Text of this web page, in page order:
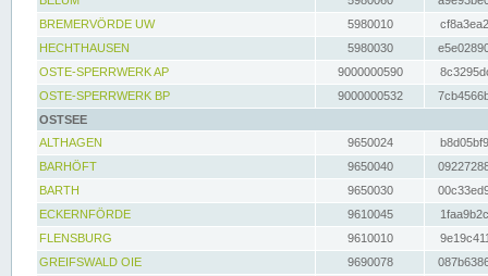
BREMERVÖRDE UW
5980010
HECHTHAUSEN
5980030
OSTE-SPERRWERK AP
9000000590
OSTE-SPERRWERK BP
9000000532
OSTSEE
ALTHAGEN
9650024
BARHÖFT
9650040
BARTH
9650030
ECKERNFÖRDE
9610045
FLENSBURG
9610010
GREIFSWALD OIE
9690078